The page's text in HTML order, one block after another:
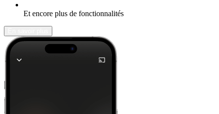
Et encore plus de fonctionnalités